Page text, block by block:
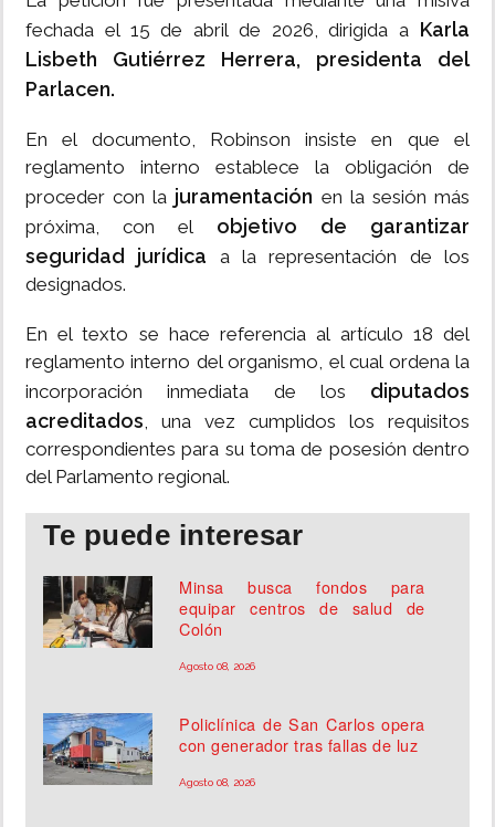
fechada el 15 de abril de 2026, dirigida a Karla
Lisbeth Gutiérrez Herrera, presidenta del
Parlacen.
En el documento, Robinson insiste en que el
reglamento interno establece la obligación de
proceder con la juramentación en la sesión más
próxima, con el objetivo de garantizar
seguridad jurídica a la representación de los
designados.
En el texto se hace referencia al artículo 18 del
reglamento interno del organismo, el cual ordena la
incorporación inmediata de los diputados
acreditados, una vez cumplidos los requisitos
correspondientes para su toma de posesión dentro
del Parlamento regional.
Te puede interesar
Minsa busca fondos para
equipar centros de salud de
Colón
Agosto 08, 2026
Policlínica de San Carlos opera
con generador tras fallas de luz
Agosto 08, 2026